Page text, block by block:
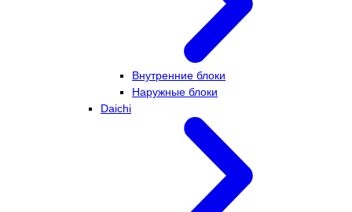
Внутренние блоки
Наружные блоки
Daichi